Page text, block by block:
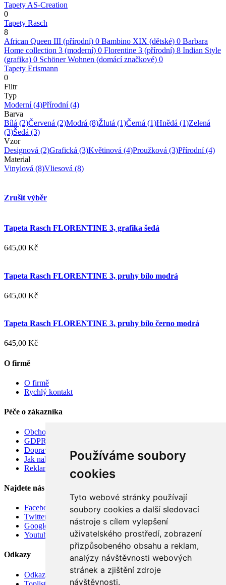
Používáme soubory
cookies
Tyto webové stránky používají
soubory cookies a další sledovací
nástroje s cílem vylepšení
uživatelského prostředí, zobrazení
přizpůsobeného obsahu a reklam,
analýzy návštěvnosti webových
stránek a zjištění zdroje
návštěvnosti.
Tapety AS-Creation
0
Tapety Rasch
8
African Queen III (přírodní) 0 Bambino XIX (dětské) 0 Barbara
Home collection 3 (moderní) 0 Florentine 3 (přírodní) 8 Indian Style
(grafika) 0 Schöner Wohnen (domácí značkové) 0
Tapety Erismann
0
Filtr
Typ
Moderní(4)Přírodní(4)
Barva
Bílá (2)Červená (2)Modrá (8)Žlutá (1)Černá (1)Hnědá (1)Zelená
(3)Šedá (3)
Vzor
Designová (2)Grafická (3)Květinová (4)Proužková (3)Přírodní(4)
Material
Vinylová (8)Vliesová (8)
Zrušit výběr
Tapeta Rasch FLORENTINE 3, grafika šedá
645,00 Kč
Tapeta Rasch FLORENTINE 3, pruhy bílo modrá
645,00 Kč
Tapeta Rasch FLORENTINE 3, pruhy bílo černo modrá
645,00 Kč
O firmě
O firmě
Rychlý kontakt
Péče o zákazníka
Obchodní podmínky
GDPR
Doprava
Jak nakupovat
Reklamace
Najdete nás
Facebook
Twitter
Google
Youtube
Odkazy
Odkazy